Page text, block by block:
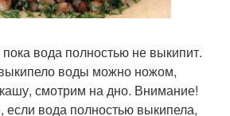
вода полностью не выкипит.
воды можно ножом,
смотрим на дно. Внимание!
если вода полностью выкипела,